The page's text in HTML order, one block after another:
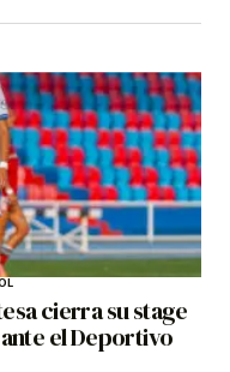
cierra su stage
el Deportivo